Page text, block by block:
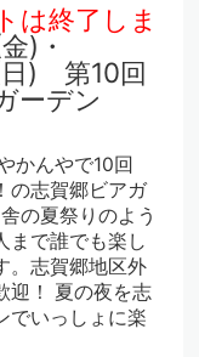
は終了しま
)・
) 第10回
ーデン
かんやで10回
の志賀郷ビアガ
の夏祭りのよう
まで誰でも楽し
。志賀郷地区外
迎！ 夏の夜を志
でいっしょに楽